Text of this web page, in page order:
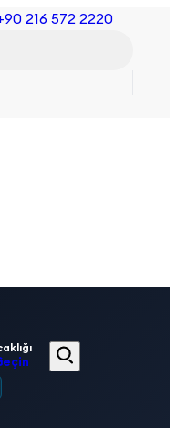
216 572 2220